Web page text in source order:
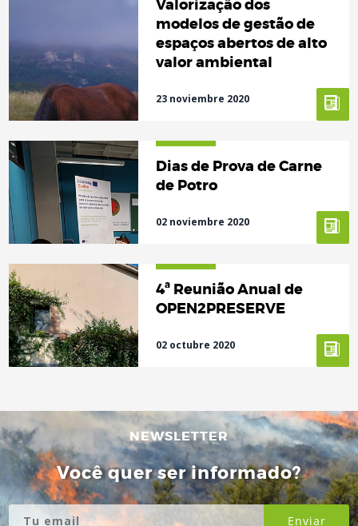
Valorização dos
modelos de gestão de
espaços abertos de alto
valor ambiental
23 noviembre 2020
Dias de Prova de Carne
de Potro
02 noviembre 2020
4ª Reunião Anual de
OPEN2PRESERVE
02 octubre 2020
NEWSLETTER
Você quer ser informado?